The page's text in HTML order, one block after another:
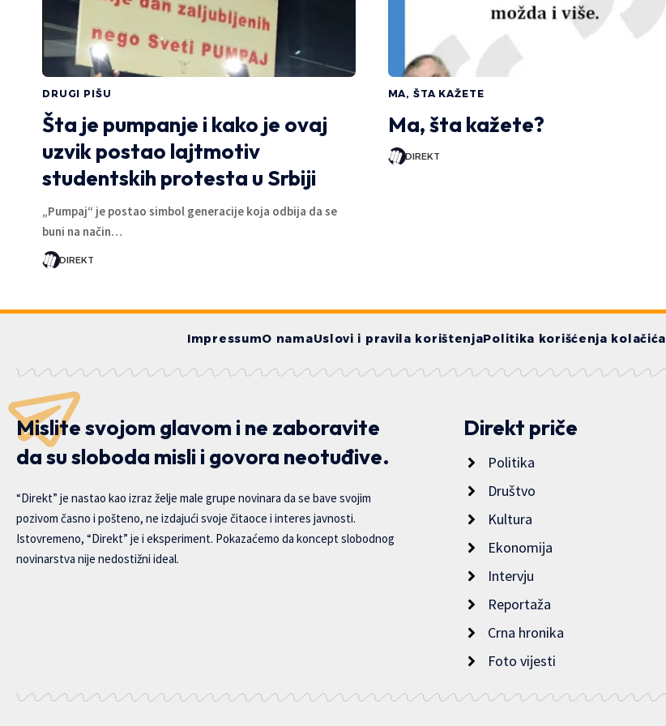
DRUGI PIŠU
Šta je pumpanje i kako je ovaj
uzvik postao lajtmotiv
studentskih protesta u Srbiji
„Pumpaj“ je postao simbol generacije koja odbija da se
buni na način…
DIREKT
MA, ŠTA KAŽETE
Ma, šta kažete?
DIREKT
ImpressumO namaUslovi i pravila korištenjaPolitika korišćenja kolačića
Mislite svojom glavom i ne zaboravite
da su sloboda misli i govora neotuđive.
“Direkt” je nastao kao izraz želje male grupe novinara da se bave svojim
pozivom časno i pošteno, ne izdajući svoje čitaoce i interes javnosti.
Istovremeno, “Direkt” je i eksperiment. Pokazaćemo da koncept slobodnog
novinarstva nije nedostižni ideal.
Direkt priče
Politika
Društvo
Kultura
Ekonomija
Intervju
Reportaža
Crna hronika
Foto vijesti